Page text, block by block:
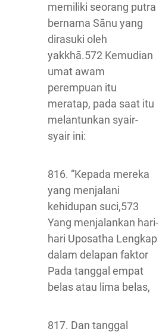
memiliki seorang putra
bernama Sānu yang
dirasuki oleh
yakkhā.572 Kemudian
umat awam
perempuan itu
meratap, pada saat itu
melantunkan syair-
syair ini:
816. “Kepada mereka
yang menjalani
kehidupan suci,573
Yang menjalankan hari-
hari Uposatha Lengkap
dalam delapan faktor
Pada tanggal empat
belas atau lima belas,
817. Dan tanggal